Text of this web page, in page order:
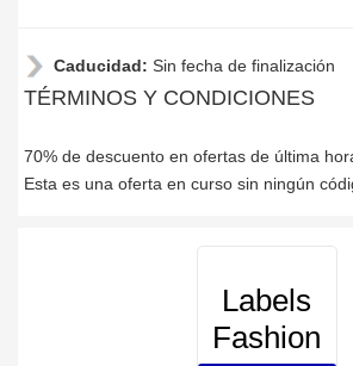
Caducidad: Sin fecha de finalización
TÉRMINOS Y CONDICIONES
70% de descuento en ofertas de última
Esta es una oferta en curso sin ningún
Labels
Fashion